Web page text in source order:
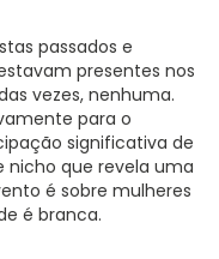
passados e
presentes nos
vezes, nenhuma.
para o
significativa de
nicho que revela uma
é sobre mulheres
é branca.